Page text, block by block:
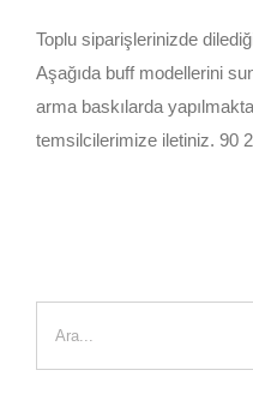
Toplu siparişlerinizde
Aşağıda buff modellerini
arma baskılarda
temsilcilerimize iletiniz. 90